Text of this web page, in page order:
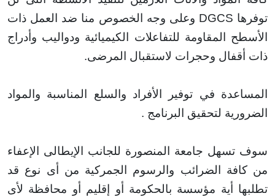
DGCSوعلى وجه الخصوص منا ضد العمل ذات
المقاومة للتفاعلات الكيميائية ودواليب وأدراج
وحجرات لاستقبال المرضى.
في توفير الأفراد والسلع المناسبة والمواد
لتحقيق البرنامج.
جامعة المنصورة للجانب الإيطالى الإعفاء
الضرائب والرسوم الجمركية من أى نوع قد
أية مؤسسة بالحكومة أو إقليم أو محافظة لأى